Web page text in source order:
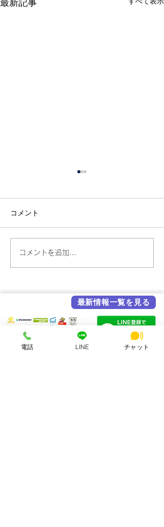
最新記事
大和西大寺で社会人が使
える自習室・集中スペー
集中
コメント
コメントを追加…
最新情報一覧を見る
電話 LINE チャット